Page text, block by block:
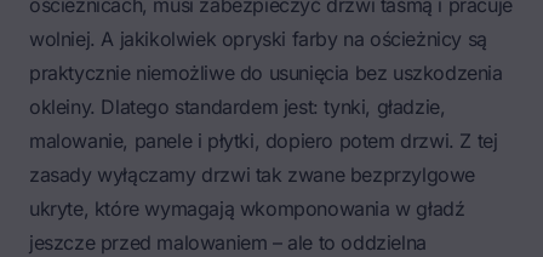
ościeżnicach, musi zabezpieczyć drzwi taśmą i pracuje
wolniej. A jakikolwiek opryski farby na ościeżnicy są
praktycznie niemożliwe do usunięcia bez uszkodzenia
okleiny. Dlatego standardem jest: tynki, gładzie,
malowanie, panele i płytki, dopiero potem drzwi. Z tej
zasady wyłączamy drzwi tak zwane bezprzylgowe
ukryte, które wymagają wkomponowania w gładź
jeszcze przed malowaniem – ale to oddzielna